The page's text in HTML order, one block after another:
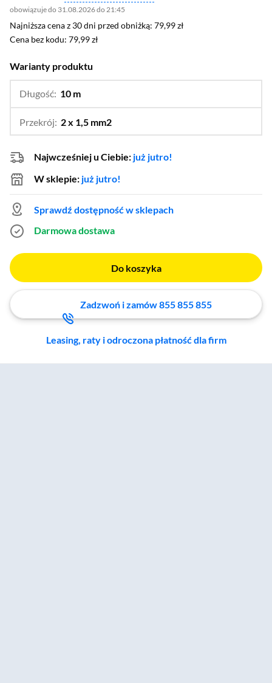
obowiązuje do 31.08.2026 do 21:45
Najniższa cena z 30 dni przed obniżką: 79,99 zł
Najniższa cena z 30 dni przed obniżką: 79,99 zł
Cena bez kodu: 79,99 zł
Cena bez kodu: 79,99 zł
Warianty produktu
Długość: 10 m
Przekrój: 2 x 1,5 mm2
Najwcześniej u Ciebie: już jutro!
W sklepie: już jutro!
Sprawdź dostępność w sklepach
Darmowa dostawa
Do koszyka
Zadzwoń i zamów 855 855 855
Leasing, raty i odroczona płatność dla firm